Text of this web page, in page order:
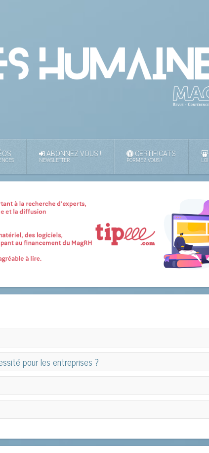
ABONNEZ VOUS !
NEWSLETTER
CERTIFICATS
FORMEZ VOUS !
pour les entreprises ?
pour les entreprises ?
économique et technologique en hyper mutation, des clients et
concurrents via des offres à haute valeur ajoutée, s’adapter et